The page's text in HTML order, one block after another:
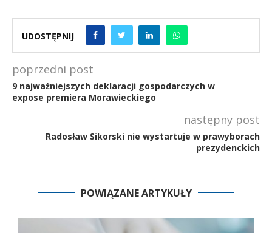
UDOSTĘPNIJ
poprzedni post
9 najważniejszych deklaracji gospodarczych w
expose premiera Morawieckiego
następny post
Radosław Sikorski nie wystartuje w prawyborach
prezydenckich
POWIĄZANE ARTYKUŁY